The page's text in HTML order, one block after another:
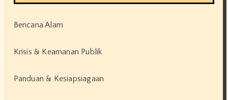
Bencana Alam
Krisis & Keamanan Publik
Panduan & Kesiapsiagaan